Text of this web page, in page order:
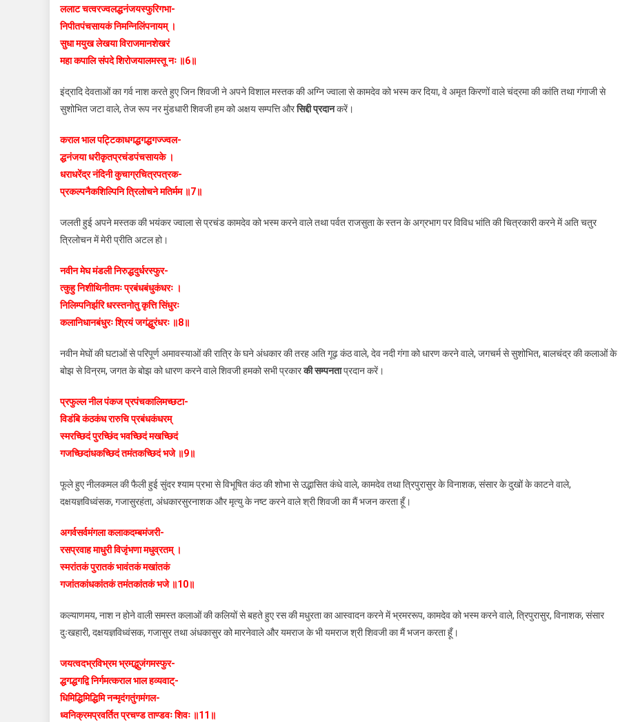
ललाट चत्वरज्वलद्धनंजयस्फुरिगभा-
निपीतपंचसायकं निमन्निलिंपनायम्‌ ।
सुधा मयुख लेखया विराजमानशेखरं
महा कपालि संपदे शिरोजयालमस्तू नः ॥6॥
इंद्रादि देवताओं का गर्व नाश करते हुए जिन शिवजी ने अपने विशाल मस्तक की अग्नि ज्वाला से कामदेव को भस्म कर दिया, वे अमृत किरणों वाले चंद्रमा की कांति तथा गंगाजी से
सुशोभित जटा वाले, तेज रूप नर मुंडधारी शिवजी हम को अक्षय सम्पत्ति औरसिद्दी प्रदानकरें।
कराल भाल पट्टिकाधगद्धगद्धगज्ज्वल-
द्धनंजया धरीकृतप्रचंडपंचसायके ।
धराधरेंद्र नंदिनी कुचाग्रचित्रपत्रक-
प्रकल्पनैकशिल्पिनि त्रिलोचने मतिर्मम ॥7॥
जलती हुई अपने मस्तक की भयंकर ज्वाला से प्रचंड कामदेव को भस्म करने वाले तथा पर्वत राजसुता के स्तन के अग्रभाग पर विविध भांति की चित्रकारी करने में अति चतुर
त्रिलोचन में मेरी प्रीति अटल हो।
नवीन मेघ मंडली निरुद्धदुर्धरस्फुर-
त्कुहु निशीथिनीतमः प्रबंधबंधुकंधरः ।
निलिम्पनिर्झरि धरस्तनोतु कृत्ति सिंधुरः
कलानिधानबंधुरः श्रियं जगंद्धुरंधरः ॥8॥
नवीन मेघों की घटाओं से परिपूर्ण अमावस्याओं की रात्रि के घने अंधकार की तरह अति गूढ़ कंठ वाले, देव नदी गंगा को धारण करने वाले, जगचर्म से सुशोभित, बालचंद्र की कलाओं के
बोझ से विन्रम, जगत के बोझ को धारण करने वाले शिवजी हमको सभी प्रकारकी सम्पनताप्रदान करें।
प्रफुल्ल नील पंकज प्रपंचकालिमच्छटा-
विडंबि कंठकंध रारुचि प्रबंधकंधरम्‌
स्मरच्छिदं पुरच्छिंद भवच्छिदं मखच्छिदं
गजच्छिदांधकच्छिदं तमंतकच्छिदं भजे ॥9॥
फूले हुए नीलकमल की फैली हुई सुंदर श्याम प्रभा से विभूषित कंठ की शोभा से उद्भासित कंधे वाले, कामदेव तथा त्रिपुरासुर के विनाशक, संसार के दुखों के काटने वाले,
दक्षयज्ञविध्वंसक, गजासुरहंता, अंधकारसुरनाशक और मृत्यु के नष्ट करने वाले श्री शिवजी का मैं भजन करता हूँ।
अगर्वसर्वमंगला कलाकदम्बमंजरी-
रसप्रवाह माधुरी विजृंभणा मधुव्रतम्‌ ।
स्मरांतकं पुरातकं भावंतकं मखांतकं
गजांतकांधकांतकं तमंतकांतकं भजे ॥10॥
कल्याणमय, नाश न होने वाली समस्त कलाओं की कलियों से बहते हुए रस की मधुरता का आस्वादन करने में भ्रमररूप, कामदेव को भस्म करने वाले, त्रिपुरासुर, विनाशक, संसार
दुःखहारी, दक्षयज्ञविध्वंसक, गजासुर तथा अंधकासुर को मारनेवाले और यमराज के भी यमराज श्री शिवजी का मैं भजन करता हूँ।
जयत्वदभ्रविभ्रम भ्रमद्भुजंगमस्फुर-
द्धगद्धगद्वि निर्गमत्कराल भाल हव्यवाट्-
धिमिद्धिमिद्धिमि नन्मृदंगतुंगमंगल-
ध्वनिक्रमप्रवर्तित प्रचण्ड ताण्डवः शिवः ॥11॥